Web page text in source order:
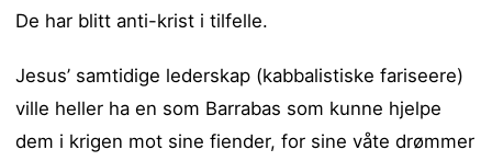
De har blitt anti-krist i tilfelle.
Jesus’ samtidige lederskap (kabbalistiske fariseere)
ville heller ha en som Barrabas som kunne hjelpe
dem i krigen mot sine fiender, for sine våte drømmer